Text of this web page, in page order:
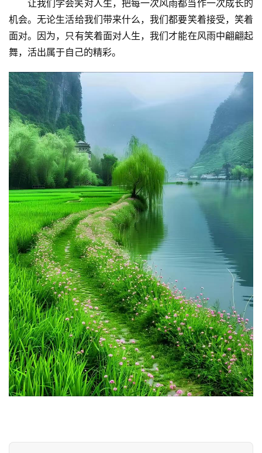
让我们学会笑对人生，把每一次风雨都当作一次成长的
机会。无论生活给我们带来什么，我们都要笑着接受，笑着
面对。因为，只有笑着面对人生，我们才能在风雨中翩翩起
舞，活出属于自己的精彩。